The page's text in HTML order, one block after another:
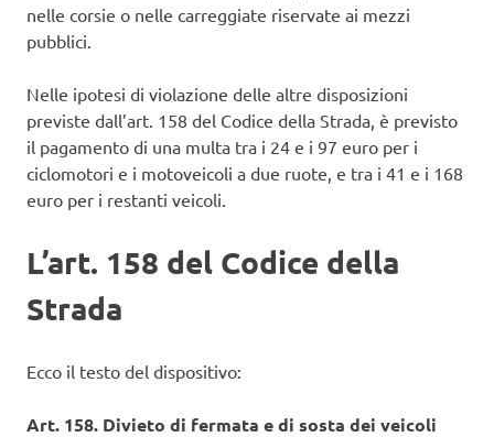
nelle corsie o nelle carreggiate riservate ai mezzi
pubblici.
Nelle ipotesi di violazione delle altre disposizioni
previste dall’art. 158 del Codice della Strada, è previsto
il pagamento di una multa tra i 24 e i 97 euro per i
ciclomotori e i motoveicoli a due ruote, e tra i 41 e i 168
euro per i restanti veicoli.
L’art. 158 del Codice della
Strada
Ecco il testo del dispositivo:
Art. 158. Divieto di fermata e di sosta dei veicoli